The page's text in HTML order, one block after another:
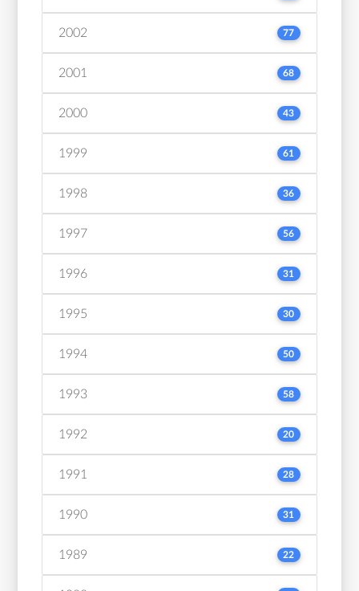
2002 77
2001 68
2000 43
1999 61
1998 36
1997 56
1996 31
1995 30
1994 50
1993 58
1992 20
1991 28
1990 31
1989 22